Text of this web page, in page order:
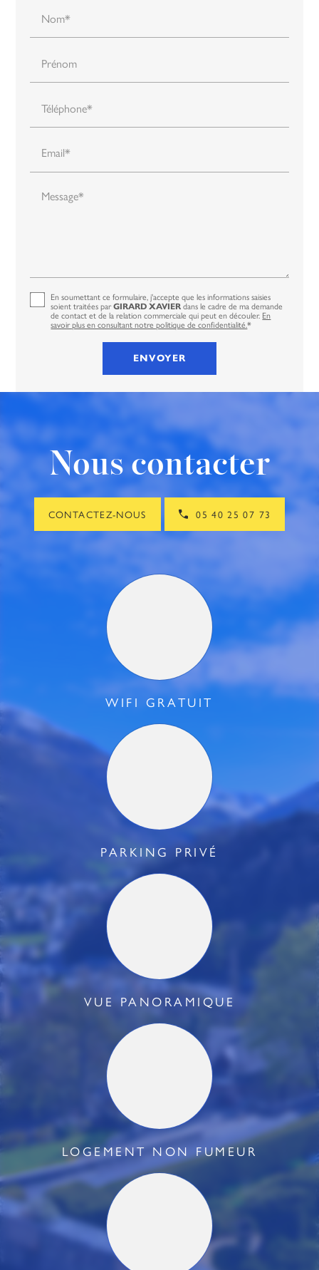
Nom*
Prénom
Téléphone*
Email*
Message*
En soumettant ce formulaire, j'accepte que les informations saisies
soient traitées parGIRARD XAVIER dans le cadre de ma demande
de contact et de la relation commerciale qui peut en découler. En
savoir plus en consultant notre politique de confidentialité.*
Nous contacter
CONTACTEZ-NOUS 05 40 25 07 73
WIFI GRATUIT
PARKING PRIVÉ
VUE PANORAMIQUE
LOGEMENT NON FUMEUR